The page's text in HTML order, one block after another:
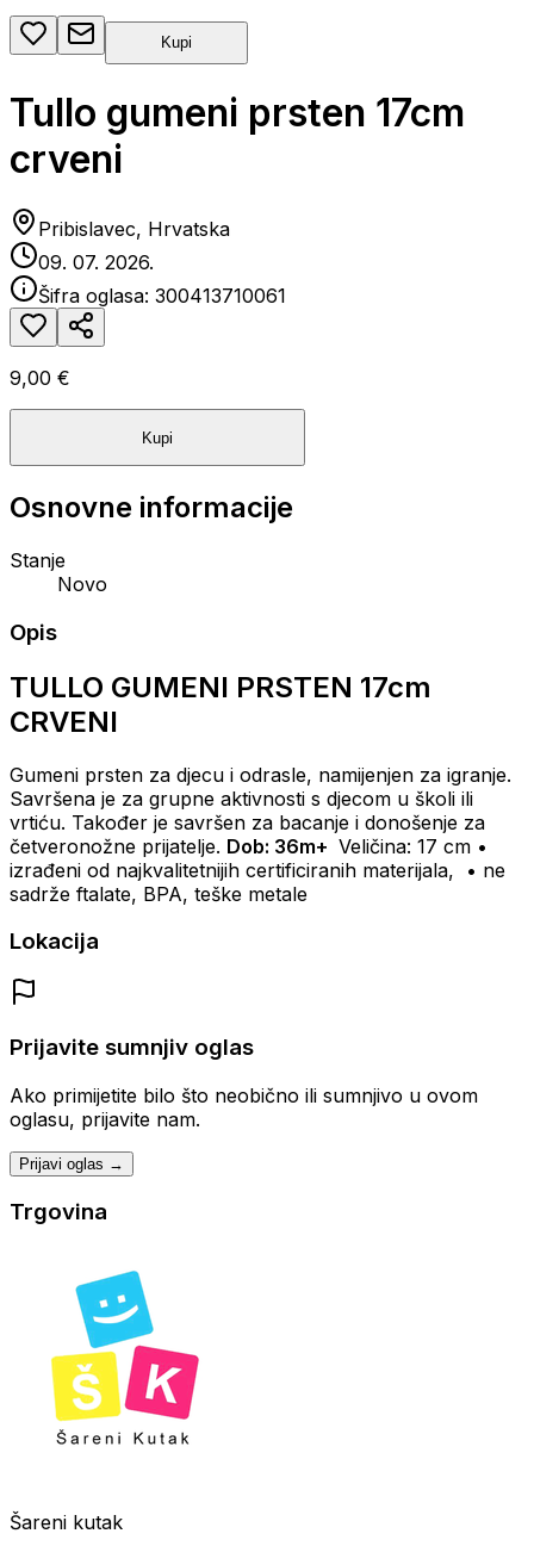
Kupi
Tullo gumeni prsten 17cm
crveni
Pribislavec, Hrvatska
09. 07. 2026.
Šifra oglasa: 300413710061
9,00 €
Kupi
Osnovne informacije
Stanje
Novo
Opis
TULLO GUMENI PRSTEN 17cm
CRVENI
Gumeni prsten za djecu i odrasle, namijenjen za igranje.
Savršena je za grupne aktivnosti s djecom u školi ili
vrtiću. Također je savršen za bacanje i donošenje za
četveronožne prijatelje. Dob: 36m+ Veličina: 17 cm •
izrađeni od najkvalitetnijih certificiranih materijala,
• ne
sadrže ftalate, BPA, teške metale
Lokacija
Prijavite sumnjiv oglas
Ako primijetite bilo što neobično ili sumnjivo u ovom
oglasu, prijavite nam.
Prijavi oglas →
Trgovina
Šareni kutak